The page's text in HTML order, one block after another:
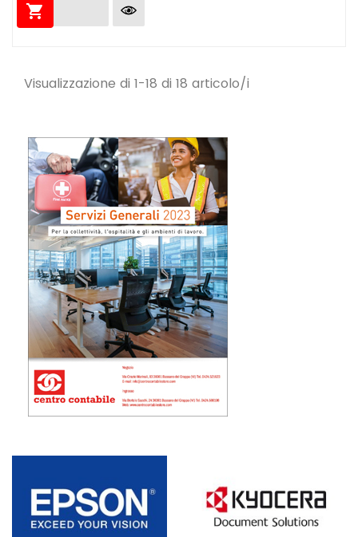

Visualizzazione di 1-18 di 18 articolo/i